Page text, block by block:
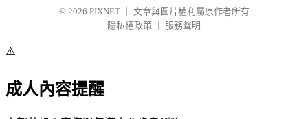
© 2026 PIXNET
文章與圖片權利屬原作者所有
隱私權政策
服務聲明
⚠️
成人內容提醒